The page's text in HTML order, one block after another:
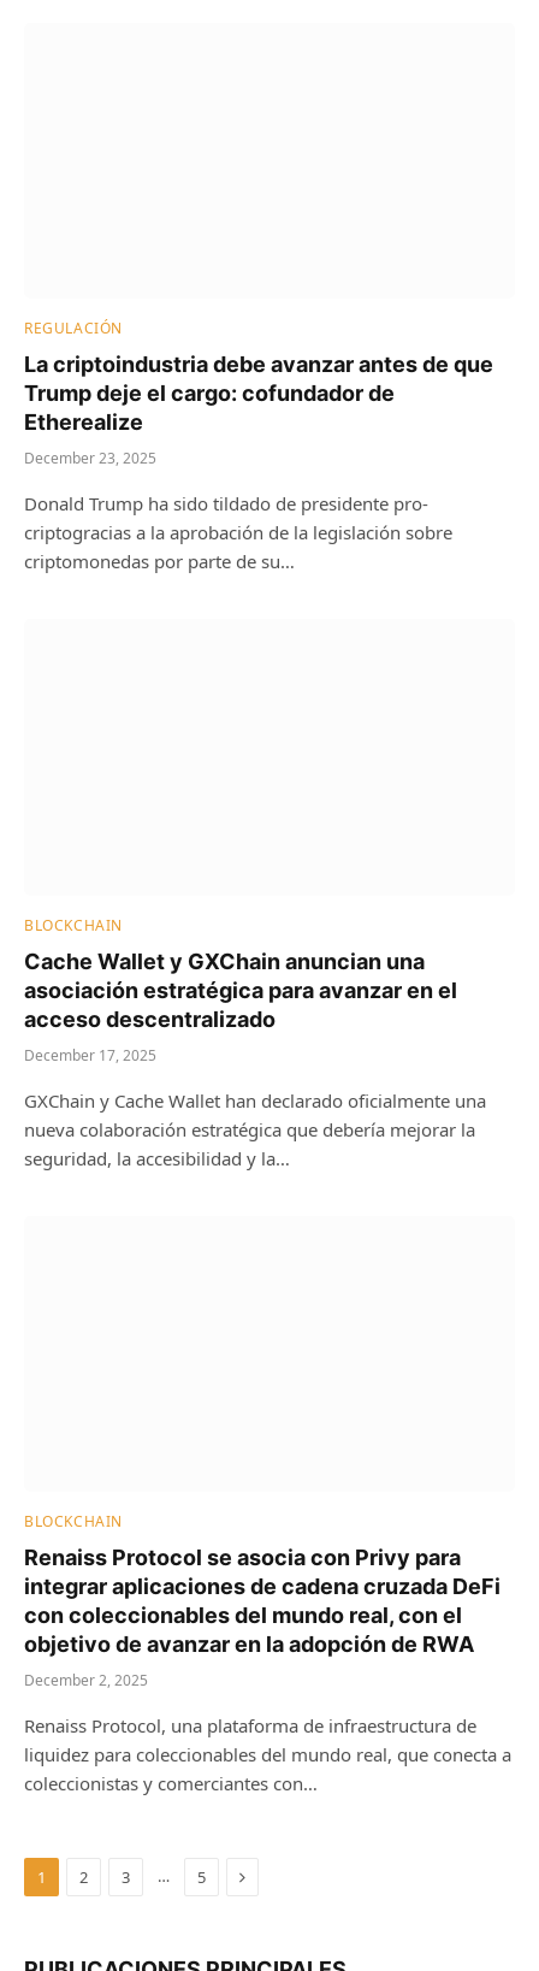
REGULACIÓN
La criptoindustria debe avanzar antes de que
Trump deje el cargo: cofundador de
Etherealize
December 23, 2025
Donald Trump ha sido tildado de presidente pro-
criptogracias a la aprobación de la legislación sobre
criptomonedas por parte de su…
BLOCKCHAIN
Cache Wallet y GXChain anuncian una
asociación estratégica para avanzar en el
acceso descentralizado
December 17, 2025
GXChain y Cache Wallet han declarado oficialmente una
nueva colaboración estratégica que debería mejorar la
seguridad, la accesibilidad y la…
BLOCKCHAIN
Renaiss Protocol se asocia con Privy para
integrar aplicaciones de cadena cruzada DeFi
con coleccionables del mundo real, con el
objetivo de avanzar en la adopción de RWA
December 2, 2025
Renaiss Protocol, una plataforma de infraestructura de
liquidez para coleccionables del mundo real, que conecta a
coleccionistas y comerciantes con…
1 2 3 … 5 Next